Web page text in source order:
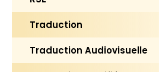
Traduction
Traduction Audiovisuelle